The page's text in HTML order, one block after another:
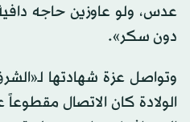
عدس، ولو عاوزين حاجه
دون سكر».
وتواصل عزة شهادتها
الولادة كان الاتصال